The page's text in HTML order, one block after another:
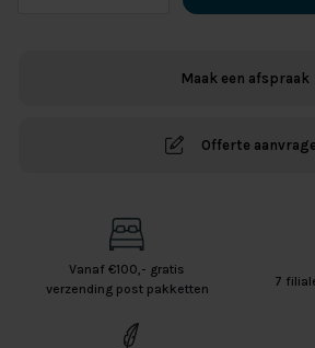
Maak een afspraak
Offerte
Vanaf €100,- gratis
verzending post pakketten
7